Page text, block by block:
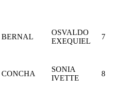
BERNAL
OSVALDO
EXEQUIEL
7
CONCHA
SONIA
IVETTE
8